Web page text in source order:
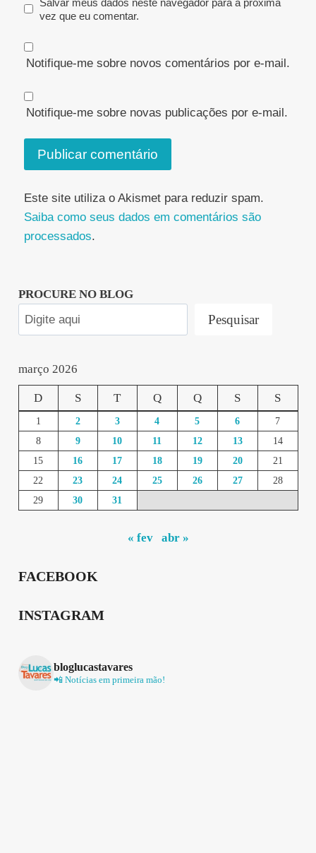
vez que eu comentar.
Notifique-me sobre novos comentários por e-mail.
Notifique-me sobre novas publicações por e-mail.
Este site utiliza o Akismet para reduzir spam.
Saiba como seus dados em comentários são
processados.
PROCURE NO BLOG
Pesquisar
março 2026
D S T Q Q S S
1 2 3 4 5 6
7
8
9 10 11 12 13
14
15
16 17 18 19 20
21
22
23 24 25 26 27
28
29
30 31
« fev abr »
FACEBOOK
INSTAGRAM
bloglucastavares
📲 Notícias em primeira mão!